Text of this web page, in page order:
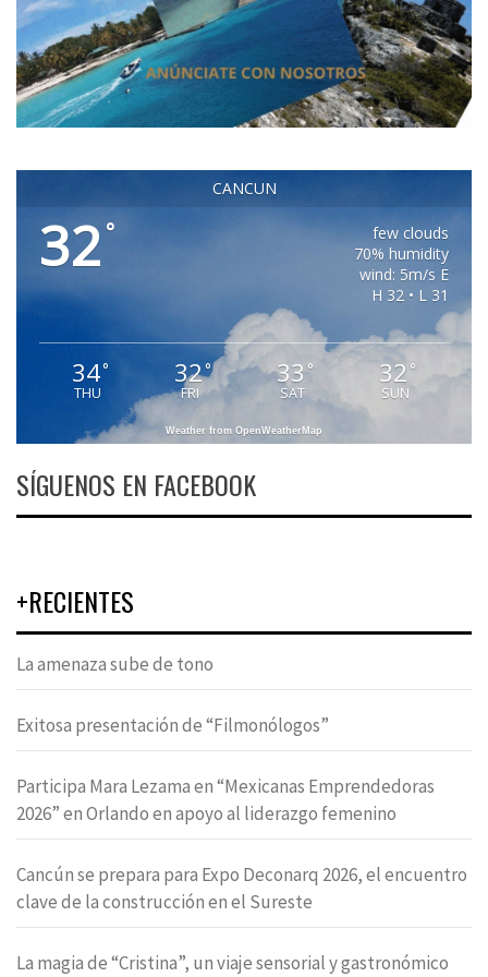
CANCUN
32 °
few clouds
70% humidity
wind: 5m/s E
H 32 • L 31
34°
THU
32°
FRI
33 °
SAT
32 °
SUN
Weather from OpenWeatherMap
SÍGUENOS EN FACEBOOK
+RECIENTES
La amenaza sube de tono
Exitosa presentación de “Filmonólogos”
Participa Mara Lezama en “Mexicanas Emprendedoras
2026” en Orlando en apoyo al liderazgo femenino
Cancún se prepara para Expo Deconarq 2026, el encuentro
clave de la construcción en el Sureste
La magia de “Cristina”, un viaje sensorial y gastronómico